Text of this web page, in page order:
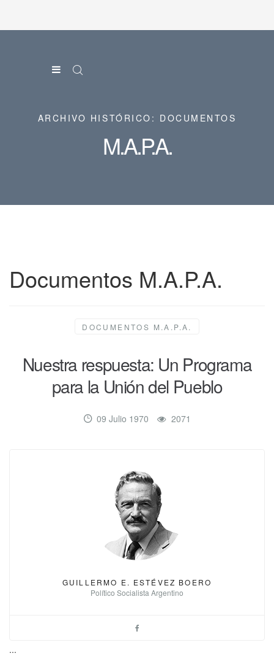
ARCHIVO HISTÓRICO: DOCUMENTOS
M.A.P.A.
Documentos M.A.P.A.
DOCUMENTOS M.A.P.A.
Nuestra respuesta: Un Programa
para la Unión del Pueblo
09 Julio 1970 2071
GUILLERMO E. ESTÉVEZ BOERO
Político Socialista Argentino
...